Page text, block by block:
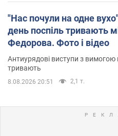
"Нас почули на одне
день поспіль тривають
Федорова. Фото і відео
Антиурядові виступи з
тривають
8.08.2026 20:51 2,1 т.